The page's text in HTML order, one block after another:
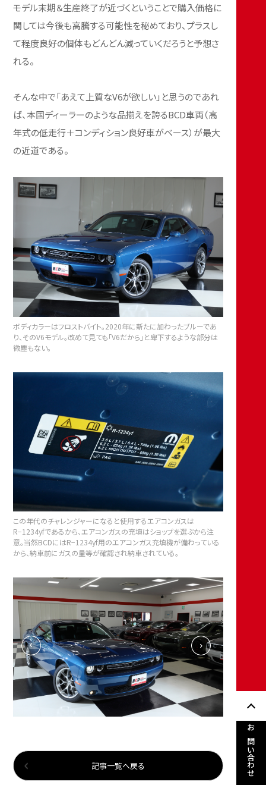
お問い合わせ
モデル末期＆生産終了が近づくということで購入価格に
関しては今後も高騰する可能性を秘めており、プラスし
て程度良好の個体もどんどん減っていくだろうと予想さ
れる。
そんな中で「あえて上質なV6が欲しい」と思うのであれ
ば、本国ディーラーのような品揃えを誇るBCD車両（高
年式の低走行＋コンディション良好車がベース）が最大
の近道である。
ボディカラーはフロストバイト。2020年に新たに加わったブルーであ
り、そのV6モデル。改めて見ても「V6だから」と卑下するような部分は
微塵もない。
この年代のチャレンジャーになると使用するエアコンガスは
R−1234yfであるから、エアコンガスの充填はショップを選ぶから注
意。当然BCDにはR−1234yf用のエアコンガス充填機が備わっている
から、納車前にガスの量等が確認され納車されている。
記事一覧へ戻る